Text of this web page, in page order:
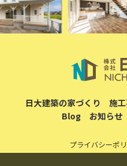
日大建築の家づくり 施
Blog
お知らせ
プライバシーポ